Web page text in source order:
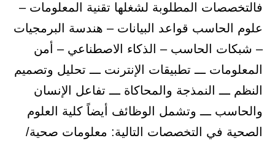
فالتخصصات المطلوبة لشغلها تقنية المعلومات –
علوم الحاسب قواعد البيانات – هندسة البرمجيات
– شبكات الحاسب – الذكاء الاصطناعي – أمن
المعلومات ـــ تطبيقات الإنترنت ـــ تحليل وتصميم
النظم ـــ النمذجة والمحاكاة ـــ تفاعل الإنسان
والحاسب ـــ وتشمل الوظائف أيضاً كلية العلوم
الصحية في التخصصات التالية: معلومات صحية/